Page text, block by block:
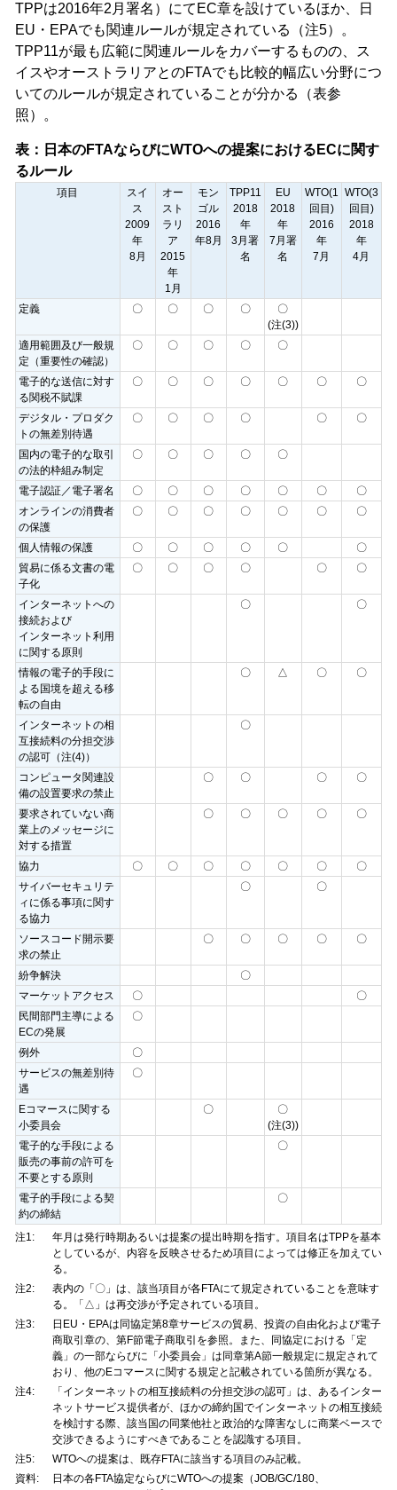
TPPは2016年2月署名）にてEC章を設けているほか、日
EU・EPAでも関連ルールが規定されている（注5）。
TPP11が最も広範に関連ルールをカバーするものの、ス
イスやオーストラリアとのFTAでも比較的幅広い分野につ
いてのルールが規定されていることが分かる（表参
照）。
表：日本のFTAならびにWTOへの提案におけるECに関す
るルール
項目
スイ
ス
2009
年
8月
オー
スト
ラリ
ア
2015
年
1月
モン
ゴル
2016
年8月
TPP11
2018
年
3月署
名
EU
2018
年
7月署
名
WTO(1
回目)
2016
年
7月
WTO(3
回目)
2018
年
4月
定義 〇 〇 〇 〇
〇
(注(3))
適用範囲及び一般規
定（重要性の確認）
〇 〇 〇 〇 〇
電子的な送信に対す
る関税不賦課
〇 〇 〇 〇 〇 〇 〇
デジタル・プロダク
トの無差別待遇
〇 〇 〇 〇 〇 〇
国内の電子的な取引
の法的枠組み制定
〇 〇 〇 〇 〇
電子認証／電子署名 〇 〇 〇 〇 〇 〇
〇
オンラインの消費者
の保護
〇 〇 〇 〇 〇 〇 〇
個人情報の保護 〇 〇 〇 〇 〇
〇
貿易に係る文書の電
子化
〇 〇 〇 〇 〇 〇
インターネットへの
接続および
インターネット利用
に関する原則
〇 〇
情報の電子的手段に
よる国境を超える移
転の自由
〇 △ 〇 〇
インターネットの相
互接続料の分担交渉
の認可（注(4)）
〇
コンピュータ関連設
備の設置要求の禁止
〇 〇 〇 〇
要求されていない商
業上のメッセージに
対する措置
〇 〇 〇 〇 〇
協力 〇 〇 〇 〇 〇 〇
〇
サイバーセキュリテ
ィに係る事項に関す
る協力
〇 〇
ソースコード開示要
求の禁止
〇 〇 〇 〇 〇
紛争解決
〇
マーケットアクセス
〇
〇
民間部門主導による
ECの発展
〇
例外
〇
サービスの無差別待
遇
〇
Eコマースに関する
小委員会
〇
〇
(注(3))
電子的な手段による
販売の事前の許可を
不要とする原則
〇
電子的手段による契
約の締結
〇
注1:
年月は発行時期あるいは提案の提出時期を指す。項目名はTPPを基本
としているが、内容を反映させるため項目によっては修正を加えてい
る。
注2:
表内の「〇」は、該当項目が各FTAにて規定されていることを意味す
る。「△」は再交渉が予定されている項目。
注3:
日EU・EPAは同協定第8章サービスの貿易、投資の自由化および電子
商取引章の、第F節電子商取引を参照。また、同協定における「定
義」の一部ならびに「小委員会」は同章第A節一般規定に規定されて
おり、他のEコマースに関する規定と記載されている箇所が異なる。
注4:
「インターネットの相互接続料の分担交渉の認可」は、あるインター
ネットサービス提供者が、ほかの締約国でインターネットの相互接続
を検討する際、該当国の同業他社と政治的な障害なしに商業ベースで
交渉できるようにすべきであることを認識する項目。
注5:
WTOへの提案は、既存FTAに該当する項目のみ記載。
資料:
日本の各FTA協定ならびにWTOへの提案（JOB/GC/180、